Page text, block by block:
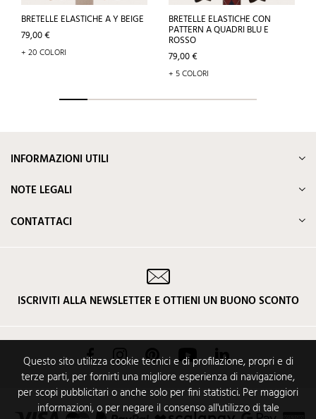
BRETELLE ELASTICHE A Y BEIGE
Prezzo
79,00 €
+ 20 COLORI
BRETELLE ELASTICHE CON
PATTERN A QUADRI BLU E
ROSSO
Prezzo
79,00 €
+ 5 COLORI
Questo sito utilizza cookie tecnici e di profilazione, propri e di
terze parti, per fornirti una migliore esperienza di navigazione,
per scopi pubblicitari o anche solo per fini statistici. Per maggiori
informazioni, o per negare il consenso all'utilizzo di tale
INFORMAZIONI UTILI
NOTE LEGALI
CONTATTACI
ISCRIVITI ALLA NEWSLETTER E OTTIENI UN BUONO SCONTO
FacebookInstagramPinterest YouTube